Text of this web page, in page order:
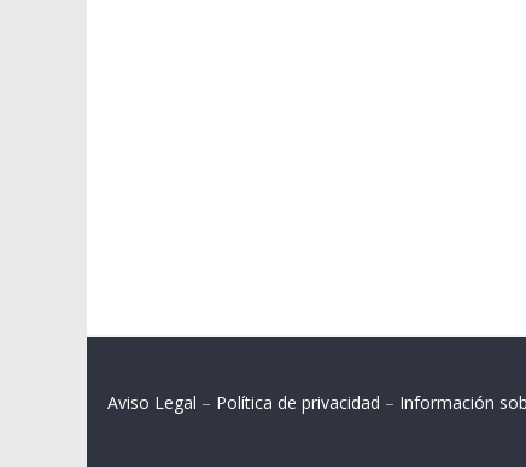
Aviso Legal – Política de privacidad – Información